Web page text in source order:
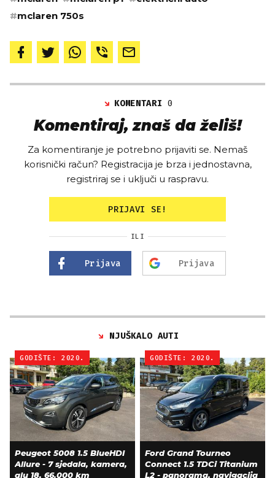
#mclaren 750s
KOMENTARI0
Komentiraj, znaš da želiš!
Za komentiranje je potrebno prijaviti se. Nemaš
korisnički račun? Registracija je brza i jednostavna,
registriraj se i uključi u raspravu.
PRIJAVI SE!
ILI
Prijava Prijava
NJUŠKALO AUTI
GODIŠTE: 2020.
Peugeot 5008 1.5 BlueHDI
Allure - 7 sjedala, kamera,
alu 18, 66.000 km
GODIŠTE: 2020.
Ford Grand Tourneo
Connect 1.5 TDCi Titanium
L2 - panorama, navigacija